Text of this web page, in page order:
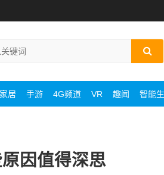
居 手游 4G频道 VR 趣闻 智能
因值得深思